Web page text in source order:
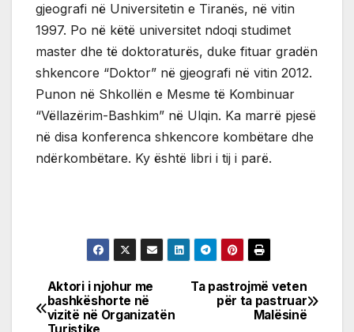
gjeografi në Universitetin e Tiranës, në vitin
1997. Po në këtë universitet ndoqi studimet
master dhe të doktoraturës, duke fituar gradën
shkencore “Doktor” në gjeografi në vitin 2012.
Punon në Shkollën e Mesme të Kombinuar
“Vëllazërim-Bashkim” në Ulqin. Ka marrë pjesë
në disa konferenca shkencore kombëtare dhe
ndërkombëtare. Ky është libri i tij i parë.
Post
Ta pastrojmë veten
për ta pastruar
Malësinë
Aktori i njohur me
bashkëshorte në
vizitë në Organizatën